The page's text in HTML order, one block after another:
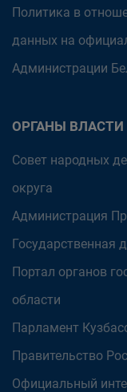
Политика в
данных на
Администрации
ОРГАНЫ ВЛАСТИ
Совет народных
округа
Администрация
Государственная
Портал органов
области
Парламент
Правительство
Официальный